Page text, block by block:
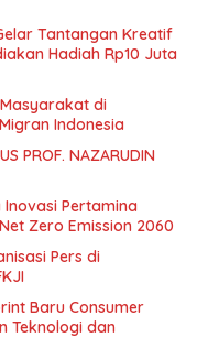
Tantangan Kreatif
Hadiah Rp10 Juta
di
Indonesia
PROF. NAZARUDIN
Inovasi Pertamina
Zero Emission 2060
Pers di
Baru Consumer
Teknologi dan